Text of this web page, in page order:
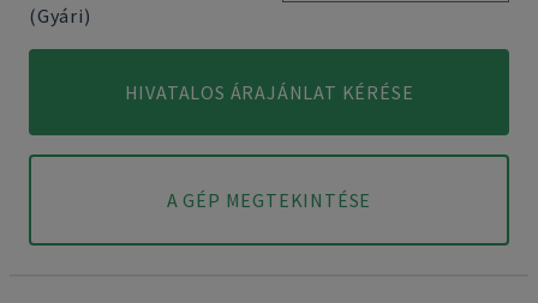
(Gyári)
HIVATALOS ÁRAJÁNLAT KÉRÉSE
A GÉP MEGTEKINTÉSE